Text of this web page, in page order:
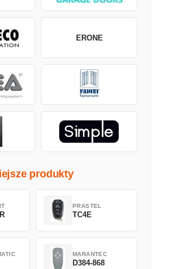
ERONE
produkty
PRASTEL
TC4E
MARANTEC
D384-868